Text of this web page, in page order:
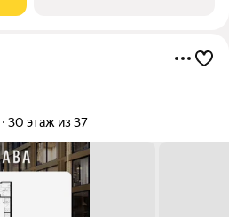
30 этаж из 37